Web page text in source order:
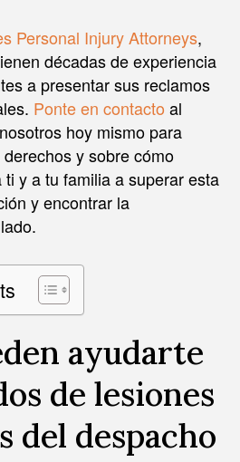
Personal Injury Attorneys,
décadas de experiencia
a presentar sus reclamos
Ponte en contacto al
hoy mismo para
y sobre cómo
y a tu familia a superar esta
y encontrar la
ayudarte
de lesiones
del despacho